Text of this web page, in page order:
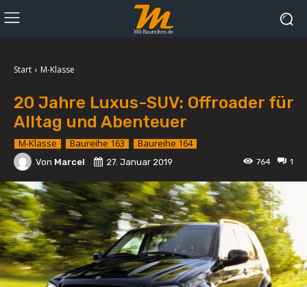
Start M-Klasse
20 Jahre Luxus-SUV: Offroader für
Alltag und Abenteuer
M-Klasse Baureihe 163 Baureihe 164
Von Marcel 1
27. Januar 2019 764